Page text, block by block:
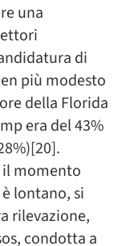
una
di
più modesto
della Florida
era del 43%
momento
lontano, si
rilevazione,
condotta a